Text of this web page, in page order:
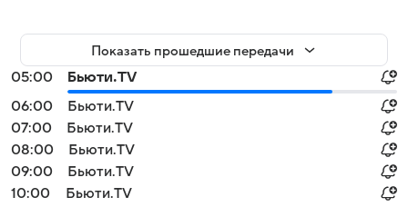
Показать прошедшие передачи
05:00
Бьюти.TV
06:00
Бьюти.TV
07:00
Бьюти.TV
08:00
Бьюти.TV
09:00
Бьюти.TV
10:00
Бьюти.TV